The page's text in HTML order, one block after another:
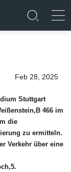
Feb 28, 2025
Stuttgart
466 im
die
zu ermitteln.
Verkehr über eine